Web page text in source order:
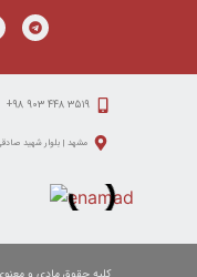
۳۵۱۹ ۴۴۸ ۹۰۳ ۹۸+
مشهد | بلوار شهید صادقی | بین صادقی ۱۷ و ۱۹ |